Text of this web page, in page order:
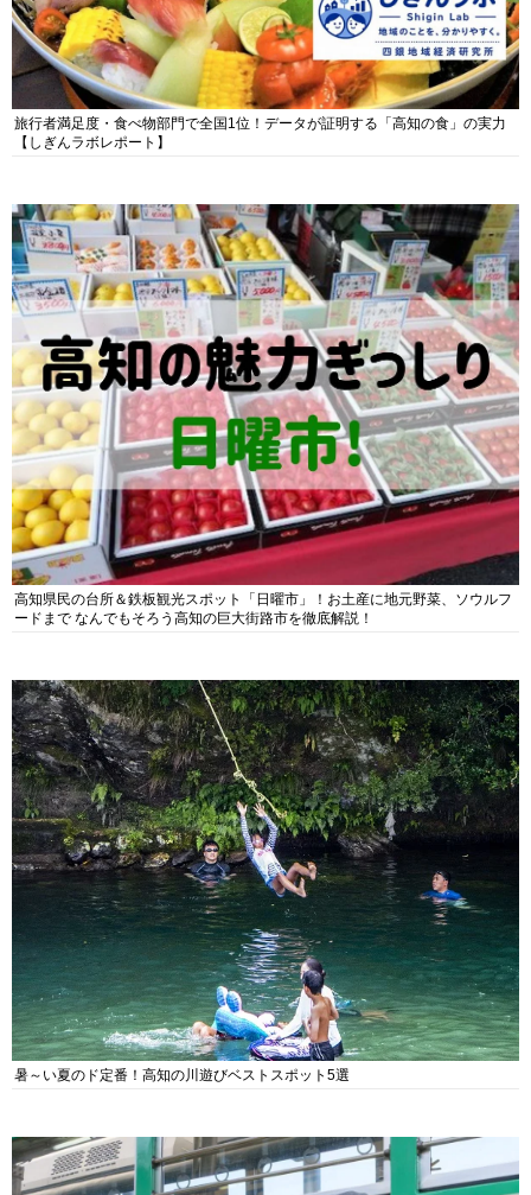
旅行者満足度・食べ物部門で全国1位！データが証明する「高知の食」の実力
【しぎんラボレポート】
高知県民の台所＆鉄板観光スポット「日曜市」！お土産に地元野菜、ソウルフ
ードまで なんでもそろう高知の巨大街路市を徹底解説！
暑～い夏のド定番！高知の川遊びベストスポット5選